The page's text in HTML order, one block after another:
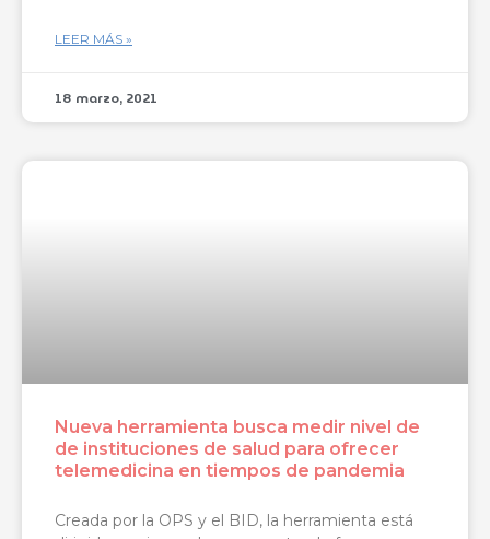
LEER MÁS »
18 marzo, 2021
Nueva herramienta busca medir nivel de
de instituciones de salud para ofrecer
telemedicina en tiempos de pandemia
Creada por la OPS y el BID, la herramienta está